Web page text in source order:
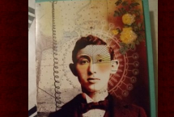
在庫あり
並び順: